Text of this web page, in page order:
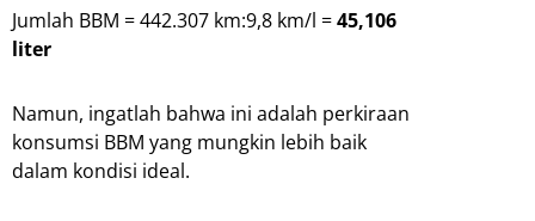
Jumlah BBM = 442.307 km:9,8 km/l =45,106
liter
Namun, ingatlah bahwa ini adalah perkiraan
konsumsi BBM yang mungkin lebih baik
dalam kondisi ideal.